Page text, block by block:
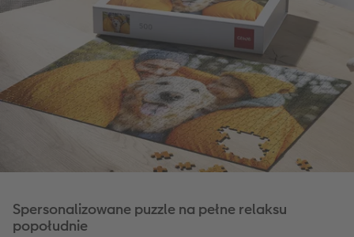
Spersonalizowane puzzle na pełne relaksu
popołudnie